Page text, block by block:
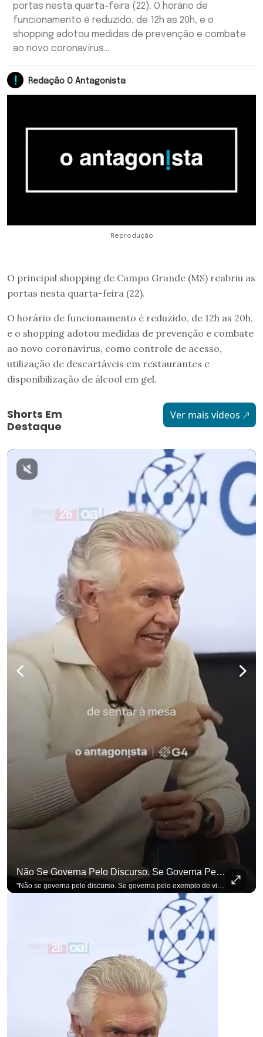
portas nesta quarta-feira (22). O horário de
funcionamento é reduzido, de 12h as 20h, e o
shopping adotou medidas de prevenção e combate
ao novo coronavírus...
Redação O Antagonista
Reprodução
O principal shopping de Campo Grande (MS) reabriu as
portas nesta quarta-feira (22).
O horário de funcionamento é reduzido, de 12h as 20h,
e o shopping adotou medidas de prevenção e combate
ao novo coronavírus, como controle de acesso,
utilização de descartáveis em restaurantes e
disponibilização de álcool em gel.
Shorts Em
Destaque
Ver mais vídeos
Não Se Governa Pelo Discurso. Se Governa Pelo Exemplo De Vida", Alfineta Ronaldo Caiado